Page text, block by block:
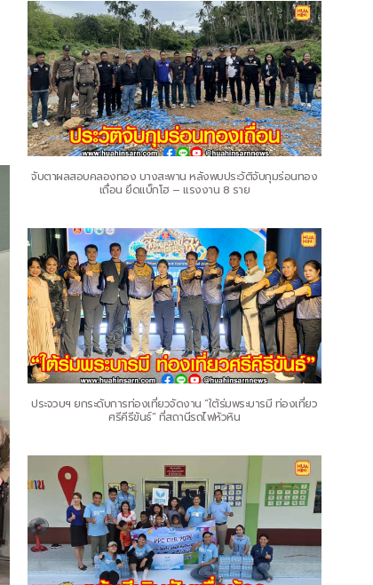
จับตาผลสอบคลองทอง บางสะพาน หลังพบประวัติจับกุมร่อนทอง
เถื่อน ยึดแบ็กโฮ – แรงงาน 8 ราย
ประจวบฯ ยกระดับการท่องเที่ยวจัดงาน “ใต้ร่มพระบารมี ท่องเที่ยว
ศรีคีรีขันธ์” ที่สถานีรถไฟหัวหิน